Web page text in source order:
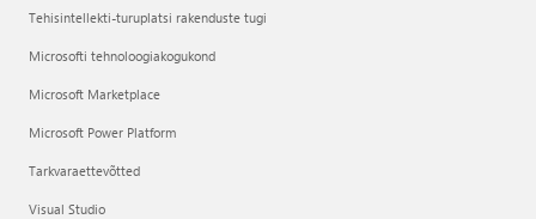
Tehisintellekti-turuplatsi rakenduste tugi
Microsofti tehnoloogiakogukond
Microsoft Marketplace
Microsoft Power Platform
Tarkvaraettevõtted
Visual Studio